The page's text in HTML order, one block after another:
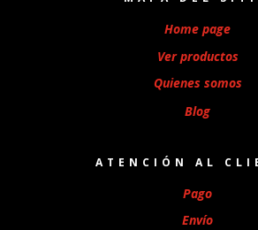
Home page
Ver productos
Quienes somos
Blog
ATENCIÓN AL
Pago
Envío